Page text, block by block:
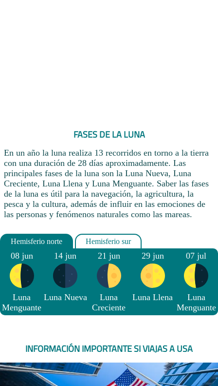
FASES DE LA LUNA
En un año la luna realiza 13 recorridos en torno a la tierra
con una duración de 28 días aproximadamente. Las
principales fases de la luna son la Luna Nueva, Luna
Creciente, Luna Llena y Luna Menguante. Saber las fases
de la luna es útil para la navegación, la agricultura, la
pesca y la cultura, además de influir en las emociones de
las personas y fenómenos naturales como las mareas.
08 jun
Luna
Menguante
14 jun
Luna Nueva
21 jun
Luna
Creciente
29 jun
Luna Llena
07 jul
Luna
Menguante
INFORMACIÓN IMPORTANTE SI VIAJAS A USA